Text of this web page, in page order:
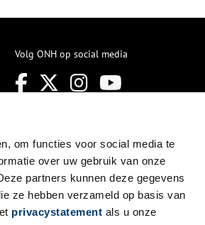
om functies voor social media te
over uw gebruik van onze
partners kunnen deze gegevens
ze hebben verzameld op basis van
privacystatement als u onze
Volg ONH op social media